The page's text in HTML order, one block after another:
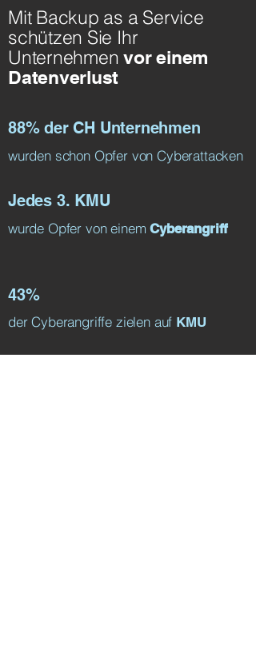
Mit Backup as a Service
schützen Sie Ihr
Unternehmenvor einem
Datenverlust
88% der CH Unternehmen
wurden schon Opfer von Cyberattacken
Jedes 3. KMU
wurde Opfer von einemCyberangriff
43%
der Cyberangriffe zielen auf KMU